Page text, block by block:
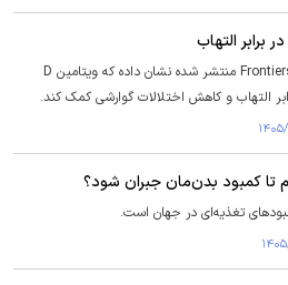
مطالعه‌ای که در مجله Frontiers in Nutrition منتشر شده نشان داده که ویتامین D
التهاب و کاهش اختلالات گوارشی کمک کند.